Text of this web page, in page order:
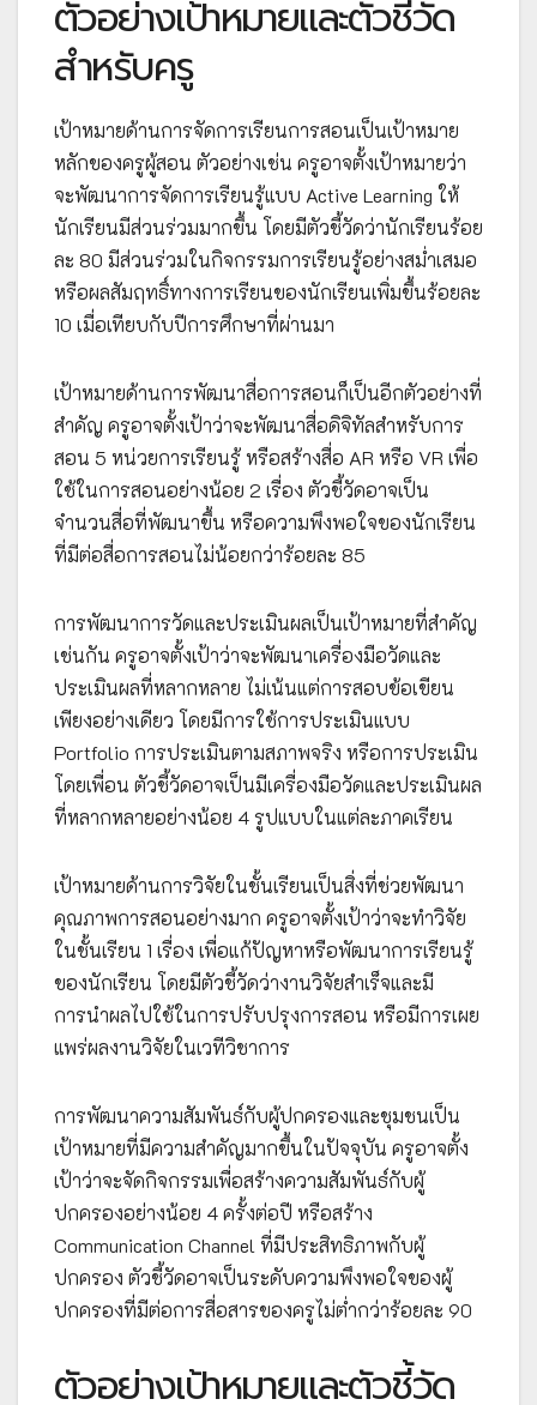
ตัวอย่างเป้าหมายและตัวชี้วัด
สำหรับครู
เป้าหมายด้านการจัดการเรียนการสอนเป็นเป้าหมาย
หลักของครูผู้สอน ตัวอย่างเช่น ครูอาจตั้งเป้าหมายว่า
จะพัฒนาการจัดการเรียนรู้แบบ Active Learning ให้
นักเรียนมีส่วนร่วมมากขึ้น โดยมีตัวชี้วัดว่านักเรียนร้อย
ละ 80 มีส่วนร่วมในกิจกรรมการเรียนรู้อย่างสม่ำเสมอ
หรือผลสัมฤทธิ์ทางการเรียนของนักเรียนเพิ่มขึ้นร้อยละ
10 เมื่อเทียบกับปีการศึกษาที่ผ่านมา
เป้าหมายด้านการพัฒนาสื่อการสอนก็เป็นอีกตัวอย่างที่
สำคัญ ครูอาจตั้งเป้าว่าจะพัฒนาสื่อดิจิทัลสำหรับการ
สอน 5 หน่วยการเรียนรู้ หรือสร้างสื่อ AR หรือ VR เพื่อ
ใช้ในการสอนอย่างน้อย 2 เรื่อง ตัวชี้วัดอาจเป็น
จำนวนสื่อที่พัฒนาขึ้น หรือความพึงพอใจของนักเรียน
ที่มีต่อสื่อการสอนไม่น้อยกว่าร้อยละ 85
การพัฒนาการวัดและประเมินผลเป็นเป้าหมายที่สำคัญ
เช่นกัน ครูอาจตั้งเป้าว่าจะพัฒนาเครื่องมือวัดและ
ประเมินผลที่หลากหลาย ไม่เน้นแต่การสอบข้อเขียน
เพียงอย่างเดียว โดยมีการใช้การประเมินแบบ
Portfolio การประเมินตามสภาพจริง หรือการประเมิน
โดยเพื่อน ตัวชี้วัดอาจเป็นมีเครื่องมือวัดและประเมินผล
ที่หลากหลายอย่างน้อย 4 รูปแบบในแต่ละภาคเรียน
เป้าหมายด้านการวิจัยในชั้นเรียนเป็นสิ่งที่ช่วยพัฒนา
คุณภาพการสอนอย่างมาก ครูอาจตั้งเป้าว่าจะทำวิจัย
ในชั้นเรียน 1 เรื่อง เพื่อแก้ปัญหาหรือพัฒนาการเรียนรู้
ของนักเรียน โดยมีตัวชี้วัดว่างานวิจัยสำเร็จและมี
การนำผลไปใช้ในการปรับปรุงการสอน หรือมีการเผย
แพร่ผลงานวิจัยในเวทีวิชาการ
การพัฒนาความสัมพันธ์กับผู้ปกครองและชุมชนเป็น
เป้าหมายที่มีความสำคัญมากขึ้นในปัจจุบัน ครูอาจตั้ง
เป้าว่าจะจัดกิจกรรมเพื่อสร้างความสัมพันธ์กับผู้
ปกครองอย่างน้อย 4 ครั้งต่อปี หรือสร้าง
Communication Channel ที่มีประสิทธิภาพกับผู้
ปกครอง ตัวชี้วัดอาจเป็นระดับความพึงพอใจของผู้
ปกครองที่มีต่อการสื่อสารของครูไม่ต่ำกว่าร้อยละ 90
ตัวอย่างเป้าหมายและตัวชี้วัด